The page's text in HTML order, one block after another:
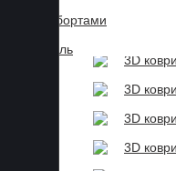
3D Eva с бортами
3D Текстиль